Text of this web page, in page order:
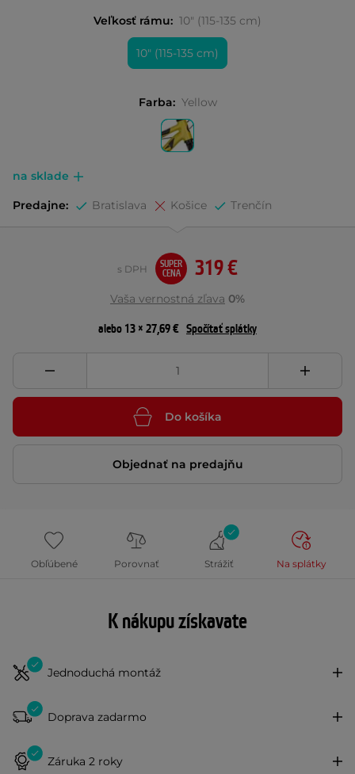
Veľkosť rámu: 10" (115-135 cm)
10" (115-135 cm)
Farba: Yellow
na sklade
Predajne: Bratislava Košice Trenčín
319 €
s DPH
SUPER
CENA
Vaša vernostná zľava 0%
alebo 13 × 27,69 € Spočítať splátky
Do košíka
Objednať na predajňu
Obľúbené Porovnať Strážiť Na splátky
K nákupu získavate
Jednoduchá montáž
Doprava zadarmo
Záruka 2 roky